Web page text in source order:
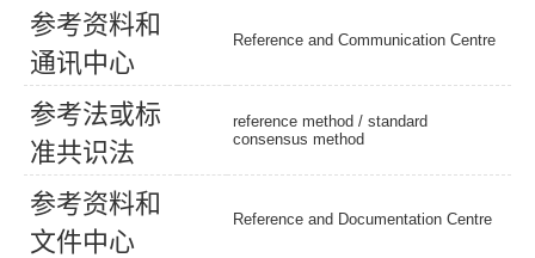
参考资料和
通讯中心
Reference and Communication Centre
参考法或标
准共识法
reference method / standard
consensus method
参考资料和
文件中心
Reference and Documentation Centre